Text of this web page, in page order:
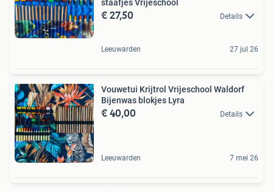
staafjes Vrijeschool
€ 27,50 Details
Leeuwarden 27 jul 26
Vouwetui Krijtrol Vrijeschool Waldorf
Bijenwas blokjes Lyra
€ 40,00 Details
Leeuwarden 7 mei 26